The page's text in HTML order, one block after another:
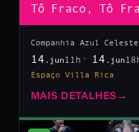
Tô Fraco, Tô
Companhia Azul
14 .jun 11h 14 .jun
Espaço Villa Rica
MAIS DETALHES →